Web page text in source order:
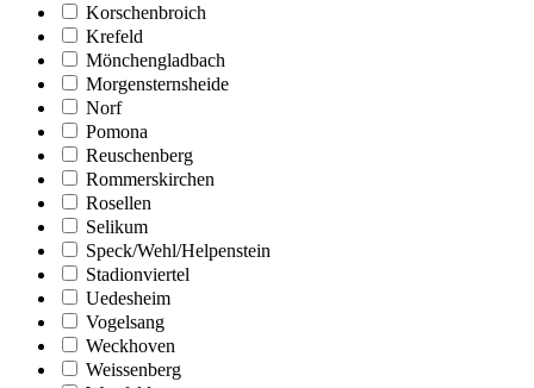
Korschenbroich
Krefeld
Mönchengladbach
Morgensternsheide
Norf
Pomona
Reuschenberg
Rommerskirchen
Rosellen
Selikum
Speck/Wehl/Helpenstein
Stadionviertel
Uedesheim
Vogelsang
Weckhoven
Weissenberg